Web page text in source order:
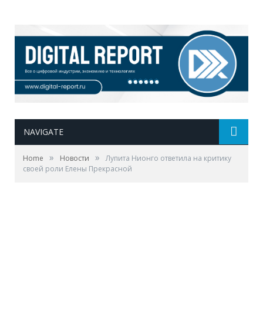
NAVIGATE
Home » Новости »
Лупита Нионго ответила на критику
своей роли Елены Прекрасной